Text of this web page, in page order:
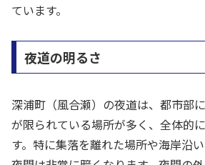
ています。
夜道の明るさ
深浦町（風合瀬）の夜道は、都市部
が限られている場所が多く、全体的
す。特に集落を離れた場所や海岸沿